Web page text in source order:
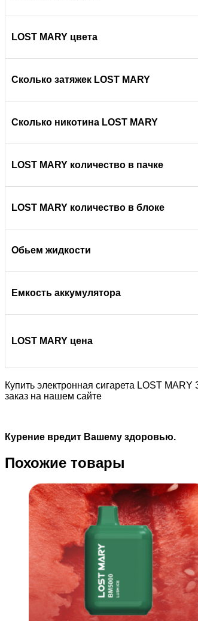
LOST MARY цвета
Сколько затяжек LOST MARY
Сколько никотина LOST MARY
LOST MARY количество в пачке
LOST MARY количество в блоке
Обьем жидкости
Емкость аккумулятора
LOST MARY цена
Купить электронная сигарета LOST
заказ на нашем сайте
Курение вредит Вашему здоровью.
Похожие товары